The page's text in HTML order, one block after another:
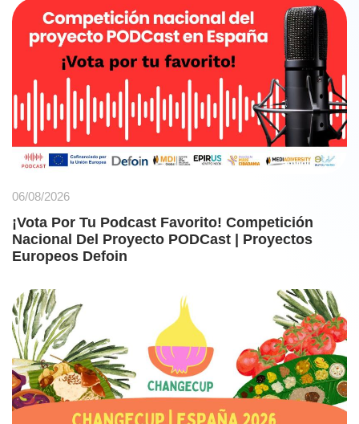
06/08/2026
¡Vota Por Tu Podcast Favorito! Competición
Nacional Del Proyecto PODCast | Proyectos
Europeos Defoin